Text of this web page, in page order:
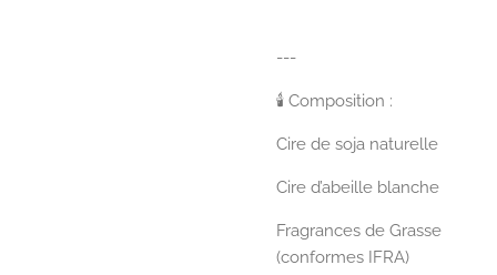
---
🕯️ Composition :
Cire de soja naturelle
Cire d’abeille blanche
Fragrances de Grasse
(conformes IFRA)